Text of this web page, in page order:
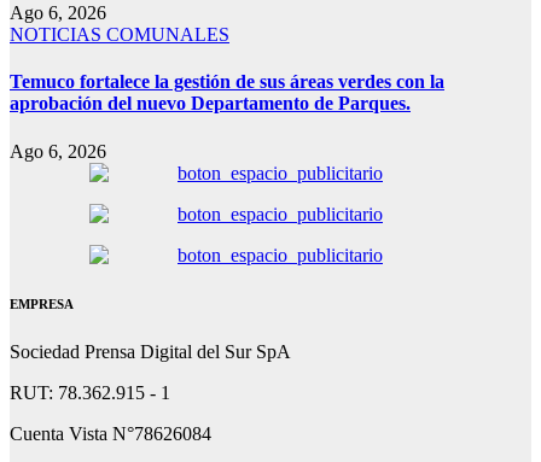
Ago 6, 2026
NOTICIAS COMUNALES
Temuco fortalece la gestión de sus áreas verdes con la
aprobación del nuevo Departamento de Parques.
Ago 6, 2026
EMPRESA
Sociedad Prensa Digital del Sur SpA
RUT: 78.362.915 - 1
Cuenta Vista N°78626084